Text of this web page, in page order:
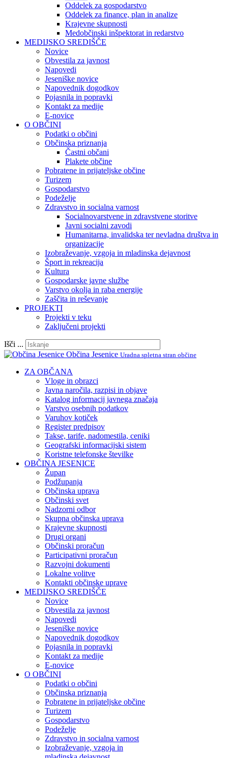
Oddelek za gospodarstvo
Oddelek za finance, plan in analize
Krajevne skupnosti
Medobčinski inšpektorat in redarstvo
MEDIJSKO SREDIŠČE
Novice
Obvestila za javnost
Napovedi
Jeseniške novice
Napovednik dogodkov
Pojasnila in popravki
Kontakt za medije
E-novice
O OBČINI
Podatki o občini
Občinska priznanja
Častni občani
Plakete občine
Pobratene in prijateljske občine
Turizem
Gospodarstvo
Podeželje
Zdravstvo in socialna varnost
Socialnovarstvene in zdravstvene storitve
Javni socialni zavodi
Humanitarna, invalidska ter nevladna društva in
organizacije
Izobraževanje, vzgoja in mladinska dejavnost
Šport in rekreacija
Kultura
Gospodarske javne službe
Varstvo okolja in raba energije
Zaščita in reševanje
PROJEKTI
Projekti v teku
Zaključeni projekti
Išči ...
Občina Jesenice Uradna spletna stran občine
ZA OBČANA
Vloge in obrazci
Javna naročila, razpisi in objave
Katalog informacij javnega značaja
Varstvo osebnih podatkov
Varuhov kotiček
Register predpisov
Takse, tarife, nadomestila, ceniki
Geografski informacijski sistem
Koristne telefonske številke
OBČINA JESENICE
Župan
Podžupanja
Občinska uprava
Občinski svet
Nadzorni odbor
Skupna občinska uprava
Krajevne skupnosti
Drugi organi
Občinski proračun
Participativni proračun
Razvojni dokumenti
Lokalne volitve
Kontakti občinske uprave
MEDIJSKO SREDIŠČE
Novice
Obvestila za javnost
Napovedi
Jeseniške novice
Napovednik dogodkov
Pojasnila in popravki
Kontakt za medije
E-novice
O OBČINI
Podatki o občini
Občinska priznanja
Pobratene in prijateljske občine
Turizem
Gospodarstvo
Podeželje
Zdravstvo in socialna varnost
Izobraževanje, vzgoja in